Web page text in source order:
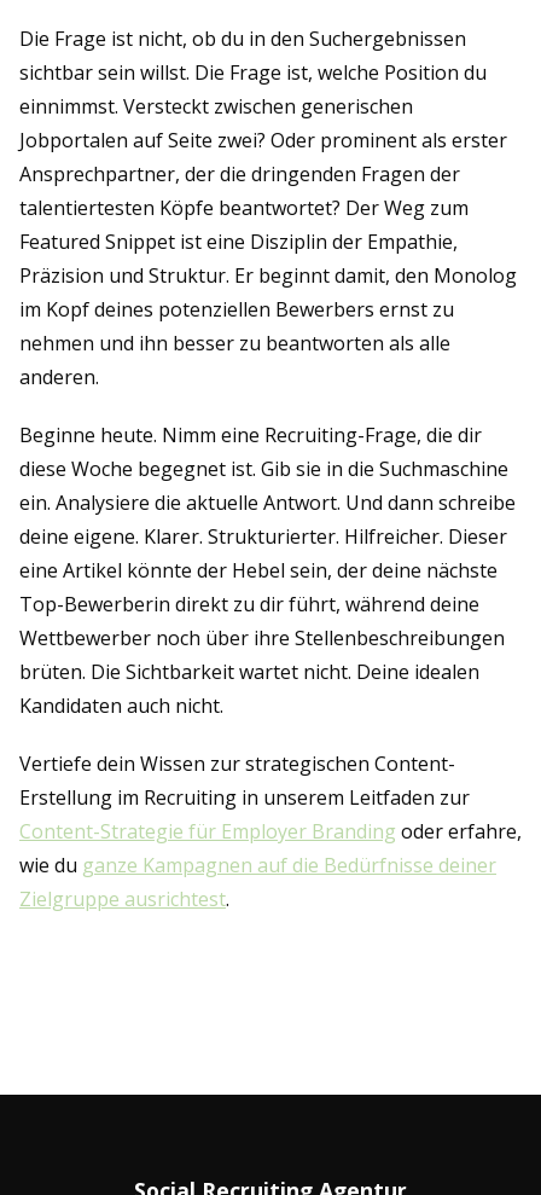
Die Frage ist nicht, ob du in den Suchergebnissen
sichtbar sein willst. Die Frage ist, welche Position du
einnimmst. Versteckt zwischen generischen
Jobportalen auf Seite zwei? Oder prominent als erster
Ansprechpartner, der die dringenden Fragen der
talentiertesten Köpfe beantwortet? Der Weg zum
Featured Snippet ist eine Disziplin der Empathie,
Präzision und Struktur. Er beginnt damit, den Monolog
im Kopf deines potenziellen Bewerbers ernst zu
nehmen und ihn besser zu beantworten als alle
anderen.
Beginne heute. Nimm eine Recruiting-Frage, die dir
diese Woche begegnet ist. Gib sie in die Suchmaschine
ein. Analysiere die aktuelle Antwort. Und dann schreibe
deine eigene. Klarer. Strukturierter. Hilfreicher. Dieser
eine Artikel könnte der Hebel sein, der deine nächste
Top-Bewerberin direkt zu dir führt, während deine
Wettbewerber noch über ihre Stellenbeschreibungen
brüten. Die Sichtbarkeit wartet nicht. Deine idealen
Kandidaten auch nicht.
Vertiefe dein Wissen zur strategischen Content-
Erstellung im Recruiting in unserem Leitfaden zur
Content-Strategie für Employer Branding oder erfahre,
wie du ganze Kampagnen auf die Bedürfnisse deiner
Zielgruppe ausrichtest.